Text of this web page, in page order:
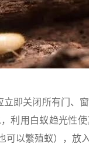
即关闭所有门、
利用白蚁趋光性
可以繁殖蚁），放